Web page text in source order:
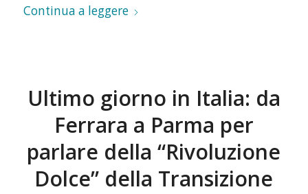
Continua a leggere
Ultimo giorno in Italia: da
Ferrara a Parma per
parlare della “Rivoluzione
Dolce” della Transizione